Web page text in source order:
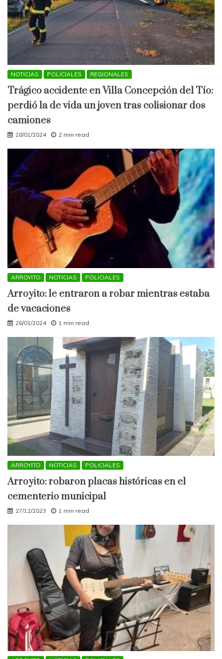
NOTICIAS POLICIALES REGIONALES
Trágico accidente en Villa Concepción del Tío:
perdió la de vida un joven tras colisionar dos
camiones
28/01/2024 2 min read
ARROYITO NOTICIAS POLICIALES
Arroyito: le entraron a robar mientras estaba
de vacaciones
26/01/2024 1 min read
ARROYITO NOTICIAS POLICIALES
Arroyito: robaron placas históricas en el
cementerio municipal
27/12/2023 1 min read